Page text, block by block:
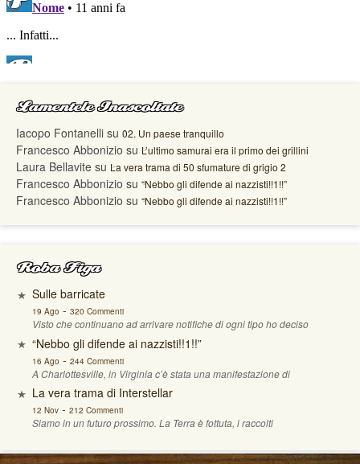
Lamentele Inascoltate
Iacopo Fontanelli su 02. Un paese tranquillo
Francesco Abbonizio su L’ultimo samurai era il primo dei grillini
Laura Bellavite su La vera trama di 50 sfumature di grigio 2
Francesco Abbonizio su “Nebbo gli difende ai nazzisti!!1!!”
Francesco Abbonizio su “Nebbo gli difende ai nazzisti!!1!!”
Roba Figa
Sulle barricate
19 Ago - 320 Commenti
Visto che continuano ad arrivare notifiche di ogni tipo ho deciso
“Nebbo gli difende ai nazzisti!!1!!”
16 Ago - 244 Commenti
A Charlottesville, in Virginia c’è stata una manifestazione di
La vera trama di Interstellar
12 Nov- 212 Commenti
Siamo in un futuro prossimo. La Terra è fottuta, i raccolti